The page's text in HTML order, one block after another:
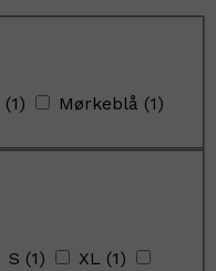
(1) Mørkeblå (1)
S (1) XL (1)